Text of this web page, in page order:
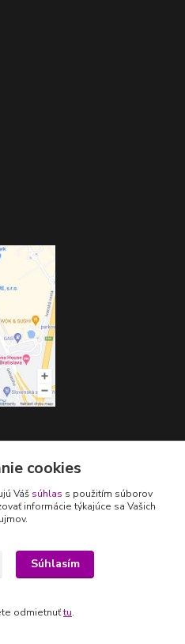
cookies
Váš súhlas s použitím súborov
informácie týkajúce sa Vašich
Súhlasím
odmietnuťtu.